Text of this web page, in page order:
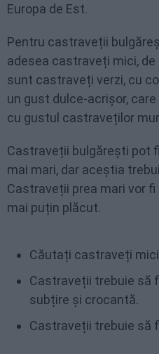
Europa de Est.
Pentru castraveții
adesea castraveți mici,
sunt castraveți verzi, cu
un gust dulce-acrișor,
cu gustul castraveților
Castraveții bulgărești pot
mai mari, dar aceștia
Castraveții prea mari vor
mai puțin plăcut.
Căutați castraveți
Castraveții trebuie să
subțire și crocantă.
Castraveții trebuie să